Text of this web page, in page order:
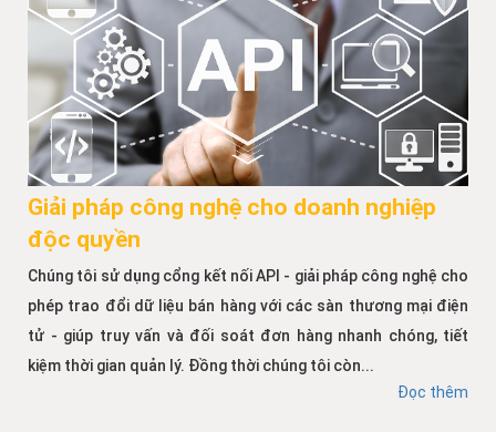
Giải pháp công nghệ cho doanh nghiệp
độc quyền
Chúng tôi sử dụng cổng kết nối API - giải pháp công nghệ cho
phép trao đổi dữ liệu bán hàng với các sàn thương mại điện
tử - giúp truy vấn và đối soát đơn hàng nhanh chóng, tiết
kiệm thời gian quản lý. Đồng thời chúng tôi còn...
Đọc thêm